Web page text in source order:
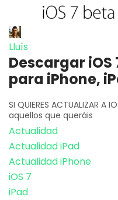
Lluís
Descargar
para iPhone,
SI QUIERES ACTUALIZAR A
aquellos que queráis
Actualidad
Actualidad iPad
Actualidad iPhone
iOS 7
iPad